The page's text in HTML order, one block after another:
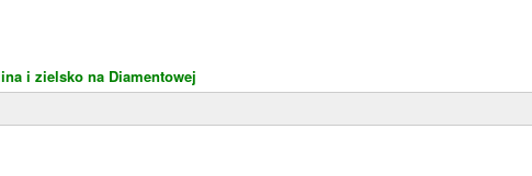
i zielsko na Diamentowej